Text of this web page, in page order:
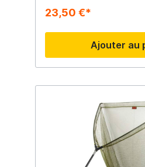
23,50 €*
Ajouter au